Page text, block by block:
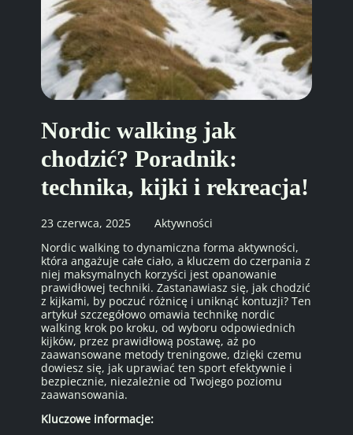
Nordic walking jak
chodzić? Poradnik:
technika, kijki i rekreacja!
23 czerwca, 2025
Aktywności
Nordic walking to dynamiczna forma aktywności,
która angażuje całe ciało, a kluczem do czerpania z
niej maksymalnych korzyści jest opanowanie
prawidłowej techniki. Zastanawiasz się, jak chodzić
z kijkami, by poczuć różnicę i uniknąć kontuzji? Ten
artykuł szczegółowo omawia technikę nordic
walking krok po kroku, od wyboru odpowiednich
kijków, przez prawidłową postawę, aż po
zaawansowane metody treningowe, dzięki czemu
dowiesz się, jak uprawiać ten sport efektywnie i
bezpiecznie, niezależnie od Twojego poziomu
zaawansowania.
Kluczowe informacje: